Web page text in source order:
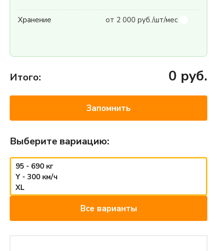
Хранение от 2 000 руб./шт/мес
Итого: 0 руб.
Запомнить
Выберите вариацию:
95 - 690 кг
Y - 300 км/ч
XL
Все варианты